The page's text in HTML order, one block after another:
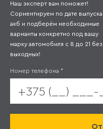
Наш эксперт вам поможет!
Сориентируем по дате выпуска
акб и подберём необходимые
варианты конкретно под вашу
марку автомобиля с 8 до 21 без
выходных!
Номер телефона *